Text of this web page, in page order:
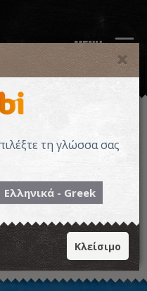
MENU
τη γλώσσα σας
Ελληνικά - Greek
Κλείσιμο